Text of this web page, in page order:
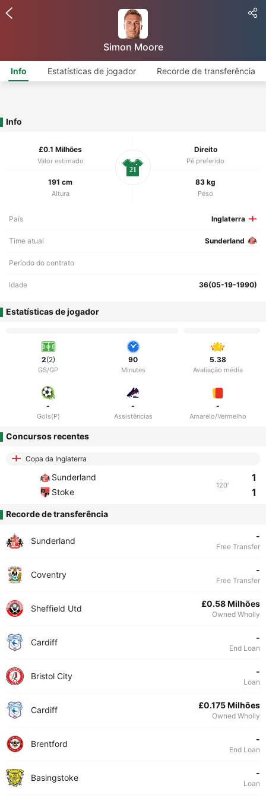
Simon Moore
Info Estatísticas de jogador Recorde de transferência
Info
£0.1 Milhões
Valor estimado
Direito
Pé preferido
191 cm
Altura
83 kg
Peso
21
País Inglaterra
Time atual Sunderland
Período do contrato
Idade 36(05-19-1990)
Estatísticas de jogador
2(2)
GS/GP
90
Minutes
5.38
Avaliação média
-
Gols(P)
-
Assistências
-
Amarelo/Vermelho
Concursos recentes
Copa da Inglaterra
Sunderland
Stoke
120'
1
1
Recorde de transferência
Sunderland -
Free Transfer
Coventry -
Free Transfer
Sheffield Utd £0.58 Milhões
Owned Wholly
Cardiff -
End Loan
Bristol City -
Loan
Cardiff £0.175 Milhões
Owned Wholly
Brentford -
End Loan
Basingstoke -
Loan